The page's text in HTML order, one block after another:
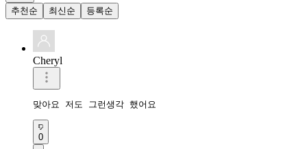
추천순
최신순 등록순
Cheryl
맞아요 저도 그런생각 했어요
0